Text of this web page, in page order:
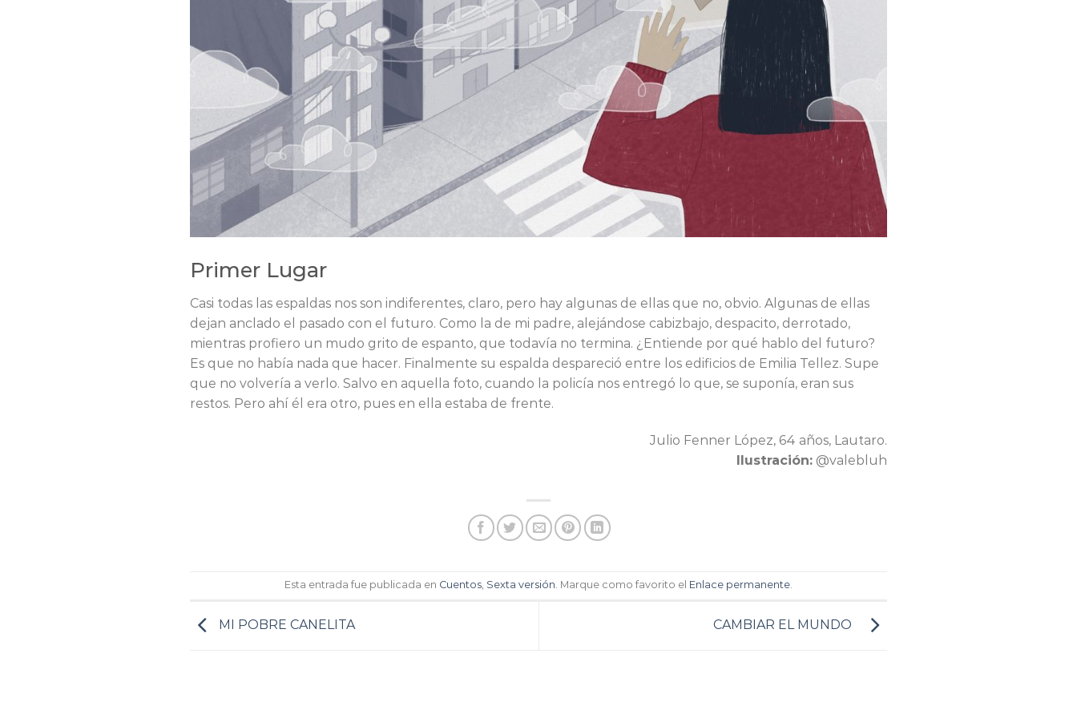
Primer Lugar
Casi todas las espaldas nos son indiferentes, claro, pero hay algunas de ellas que no, obvio. Algunas de ellas
dejan anclado el pasado con el futuro. Como la de mi padre, alejándose cabizbajo, despacito, derrotado,
mientras profiero un mudo grito de espanto, que todavía no termina. ¿Entiende por qué hablo del futuro?
Es que no había nada que hacer. Finalmente su espalda despareció entre los edificios de Emilia Tellez. Supe
que no volvería a verlo. Salvo en aquella foto, cuando la policía nos entregó lo que, se suponía, eran sus
restos. Pero ahí él era otro, pues en ella estaba de frente.
Julio Fenner López, 64 años, Lautaro.
Ilustración: @valebluh
Esta entrada fue publicada en Cuentos Sexta versión . Marque como favorito el Enlace permanente
MI POBRE CANELITA CAMBIAR EL MUNDO